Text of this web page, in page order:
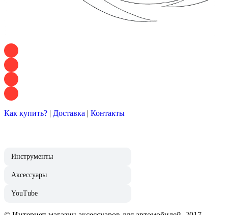
Как купить? | Доставка | Контакты
Инструменты
Аксессуары
YouTube